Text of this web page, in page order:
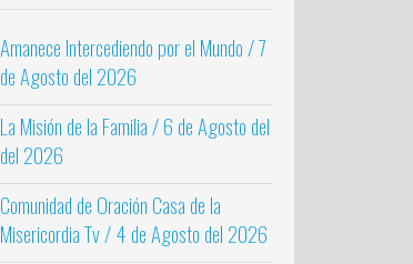
Amanece Intercediendo por el Mundo / 7
de Agosto del 2026
La Misión de la Familia / 6 de Agosto del
del 2026
Comunidad de Oración Casa de la
Misericordia Tv / 4 de Agosto del 2026